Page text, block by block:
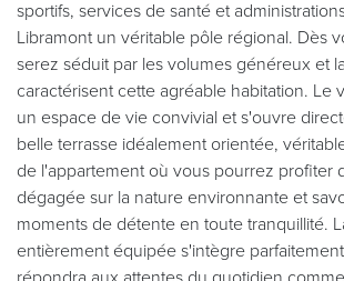
sportifs, services de santé et
Libramont un véritable pôle régional. Dès
serez séduit par les volumes généreux et
caractérisent cette agréable habitation. Le
un espace de vie convivial et s'ouvre
belle terrasse idéalement orientée,
de l'appartement où vous pourrez profiter
dégagée sur la nature environnante et
moments de détente en toute tranquillité.
entièrement équipée s'intègre